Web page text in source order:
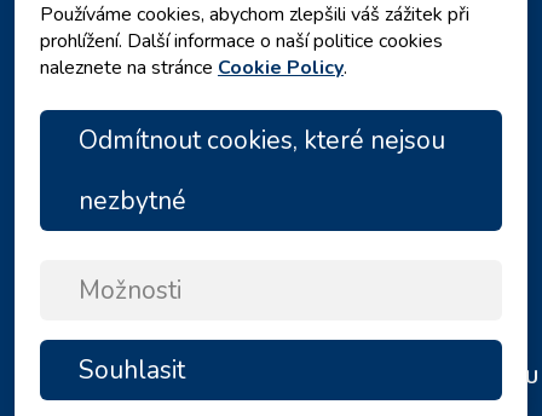
FILTRY
DIČ: 20598733460
ID: HR-AB-23-060130534, MB:
0650676
Zásady ochrany osobních údajů NAHORU
Používáme cookies, abychom zlepšili váš zážitek při
prohlížení. Další informace o naší politice cookies
naleznete na stránce Cookie Policy.
Odmítnout cookies, které nejsou
nezbytné
Možnosti
Souhlasit